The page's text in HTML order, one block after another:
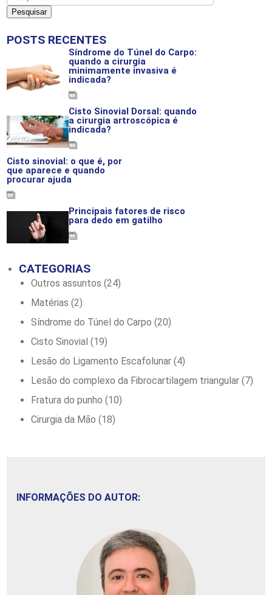
POSTS RECENTES
Síndrome do Túnel do Carpo:
quando a cirurgia
minimamente invasiva é
indicada?
Cisto Sinovial Dorsal: quando
a cirurgia artroscópica é
indicada?
Cisto sinovial: o que é, por
que aparece e quando
procurar ajuda
Principais fatores de risco
para dedo em gatilho
CATEGORIAS
Outros assuntos (24)
Matérias (2)
Síndrome do Túnel do Carpo (20)
Cisto Sinovial (19)
Lesão do Ligamento Escafolunar (4)
Lesão do complexo da Fibrocartilagem triangular (7)
Fratura do punho (10)
Cirurgia da Mão (18)
INFORMAÇÕES DO AUTOR: